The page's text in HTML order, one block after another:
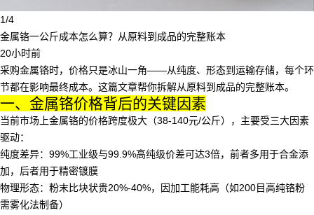
1/4
金属铬一公斤成本怎么算？从原料到成品的完整账本
20小时前
采购金属铬时，价格只是冰山一角——从纯度、形态到运输存储，每个环
节都在影响最终成本。这篇文章帮你拆解从原料到成品的完整账本。
一、金属铬价格背后的关键因素
当前市场上金属铬的价格跨度极大（38-140元/公斤），主要受三大因素
驱动：
纯度差异：99%工业级与99.9%高纯级价差可达3倍，前者多用于合金添
加，后者用于精密镀膜
物理形态：粉末比块状贵20%-40%，因加工能耗高（如200目高纯铬粉
需雾化法制备）